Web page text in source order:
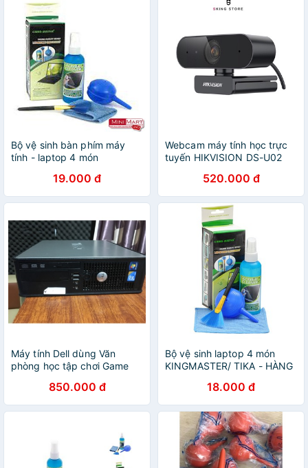
Bộ vệ sinh bàn phím máy
tính - laptop 4 món
19.000 đ
Webcam máy tính học trực
tuyến HIKVISION DS-U02
520.000 đ
Máy tính Dell dùng Văn
phòng học tập chơi Game
850.000 đ
Bộ vệ sinh laptop 4 món
KINGMASTER/ TIKA - HÀNG
18.000 đ